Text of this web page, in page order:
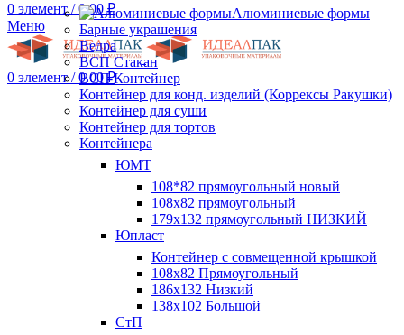
0 элемент / 0.00₽
Меню
0 элемент / 0.00₽
Алюминиевые формы
Барные украшения
Ведра
ВСП Стакан
ВСП Контейнер
Контейнер для конд. изделий (Коррексы Ракушки)
Контейнер для суши
Контейнер для тортов
Контейнера
ЮМТ
108*82 прямоугольный новый
108х82 прямоугольный
179х132 прямоугольный НИЗКИЙ
Юпласт
Контейнер с совмещенной крышкой
108х82 Прямоугольный
186х132 Низкий
138х102 Большой
СтП